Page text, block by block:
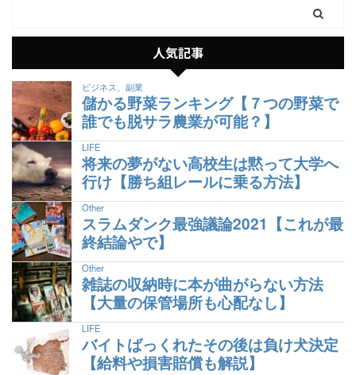
人気記事
ビジネス、副業
儲かる野菜ランキング【７つの野菜で
誰でも脱サラ農業が可能？】
LIFE
将来の夢がない高校生は黙って大学へ
行け【勝ち組レールに乗る方法】
Other
スラムダンク最強議論2021【これが最
終結論やで】
Other
雑誌の収納時に本が曲がらない方法
【大量の保管場所も心配なし】
LIFE
バイトばっくれたその後は負け犬決定
【給料や損害賠償も解説】